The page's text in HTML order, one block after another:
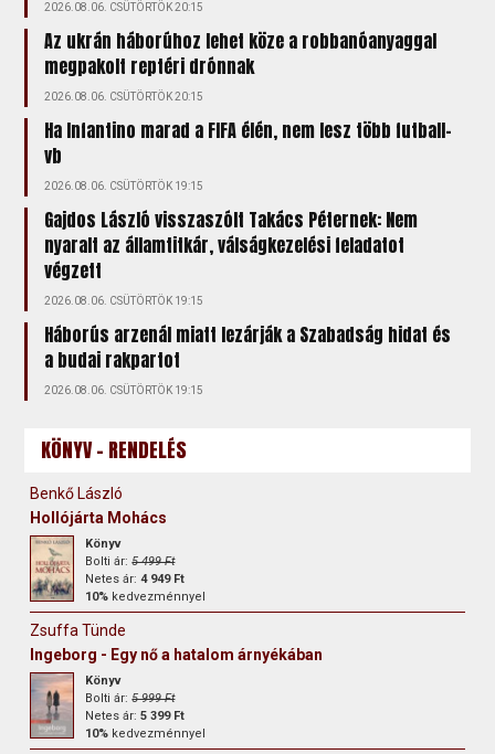
2026.08.06. CSÜTÖRTÖK 20:15
Az ukrán háborúhoz lehet köze a robbanóanyaggal
megpakolt reptéri drónnak
2026.08.06. CSÜTÖRTÖK 20:15
Ha Infantino marad a FIFA élén, nem lesz több futball-
vb
2026.08.06. CSÜTÖRTÖK 19:15
Gajdos László visszaszólt Takács Péternek: Nem
nyaralt az államtitkár, válságkezelési feladatot
végzett
2026.08.06. CSÜTÖRTÖK 19:15
Háborús arzenál miatt lezárják a Szabadság hidat és
a budai rakpartot
2026.08.06. CSÜTÖRTÖK 19:15
KÖNYV - RENDELÉS
Benkő László
Hollójárta Mohács
Könyv
Bolti ár:5 499 Ft
Netes ár:4 949 Ft
10% kedvezménnyel
Zsuffa Tünde
Ingeborg - Egy nő a hatalom árnyékában
Könyv
Bolti ár:5 999 Ft
Netes ár:5 399 Ft
10% kedvezménnyel